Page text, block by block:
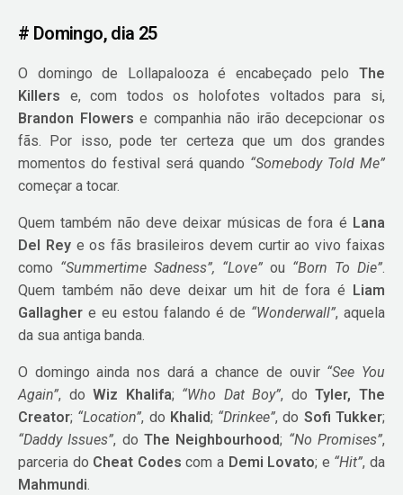
# Domingo, dia 25
O domingo de Lollapalooza é encabeçado pelo The
Killers e, com todos os holofotes voltados para si,
Brandon Flowers e companhia não irão decepcionar os
fãs. Por isso, pode ter certeza que um dos grandes
momentos do festival será quando “Somebody Told Me”
começar a tocar.
Quem também não deve deixar músicas de fora é Lana
Del Reye os fãs brasileiros devem curtir ao vivo faixas
como “Summertime Sadness”, “Love”ou “Born To Die”.
Quem também não deve deixar um hit de fora é Liam
Gallagher e eu estou falando é de “Wonderwall”, aquela
da sua antiga banda.
O domingo ainda nos dará a chance de ouvir “See You
Again”, doWiz Khalifa; “Who Dat Boy”, doTyler, The
Creator; “Location”, do Khalid; “Drinkee”, do Sofi Tukker;
“Daddy Issues”, do The Neighbourhood; “No Promises”,
parceria do Cheat Codes com a Demi Lovato; e “Hit”, da
Mahmundi.